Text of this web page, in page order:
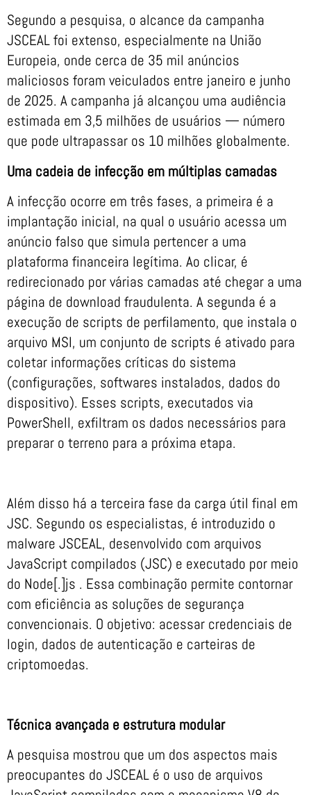
Segundo a pesquisa, o alcance da campanha
JSCEAL foi extenso, especialmente na União
Europeia, onde cerca de 35 mil anúncios
maliciosos foram veiculados entre janeiro e junho
de 2025. A campanha já alcançou uma audiência
estimada em 3,5 milhões de usuários — número
que pode ultrapassar os 10 milhões globalmente.
Uma cadeia de infecção em múltiplas camadas
A infecção ocorre em três fases, a primeira é a
implantação inicial, na qual o usuário acessa um
anúncio falso que simula pertencer a uma
plataforma financeira legítima. Ao clicar, é
redirecionado por várias camadas até chegar a uma
página de download fraudulenta. A segunda é a
execução de scripts de perfilamento, que instala o
arquivo MSI, um conjunto de scripts é ativado para
coletar informações críticas do sistema
(configurações, softwares instalados, dados do
dispositivo). Esses scripts, executados via
PowerShell, exfiltram os dados necessários para
preparar o terreno para a próxima etapa.
Além disso há a terceira fase da carga útil final em
JSC. Segundo os especialistas, é introduzido o
malware JSCEAL, desenvolvido com arquivos
JavaScript compilados (JSC) e executado por meio
do Node[.]js . Essa combinação permite contornar
com eficiência as soluções de segurança
convencionais. O objetivo: acessar credenciais de
login, dados de autenticação e carteiras de
criptomoedas.
Técnica avançada e estrutura modular
A pesquisa mostrou que um dos aspectos mais
preocupantes do JSCEAL é o uso de arquivos